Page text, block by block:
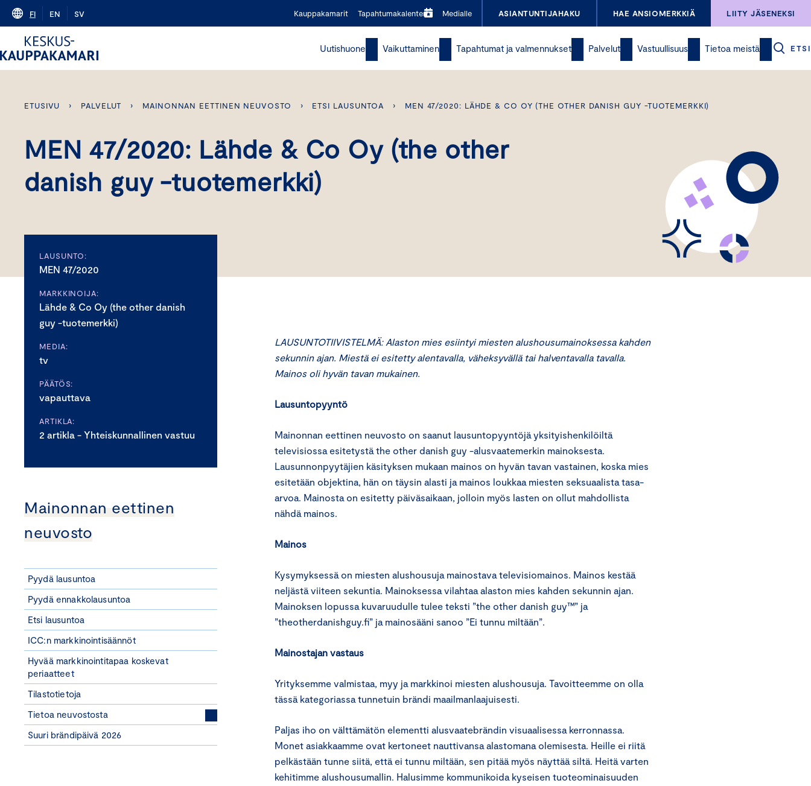
Skip
content
FI EN SV Kauppakamarit Tapahtumakalenteri Medialle ASIANTUNTIJAHAKU HAE ANSIOMERKKIÄ LIITY JÄSENEKSI
Uutishuone Vaikuttaminen Tapahtumat ja valmennukset Palvelut Vastuullisuus Tietoa meistä ETSI
ETUSIVU › PALVELUT › MAINONNAN EETTINEN NEUVOSTO › ETSI LAUSUNTOA › MEN 47/2020: LÄHDE & CO OY (THE OTHER DANISH GUY -TUOTEMERKKI)
MEN 47/2020: Lähde & Co Oy (the other
danish guy -tuotemerkki)
LAUSUNTO:
MEN 47/2020
MARKKINOIJA:
Lähde & Co Oy (the other danish
guy -tuotemerkki)
MEDIA:
tv
PÄÄTÖS:
vapauttava
ARTIKLA:
2 artikla - Yhteiskunnallinen vastuu
Mainonnan eettinen
neuvosto
Pyydä lausuntoa
Pyydä ennakkolausuntoa
Etsi lausuntoa
ICC:n markkinointisäännöt
Hyvää markkinointitapaa koskevat
periaatteet
Tilastotietoja
Tietoa neuvostosta
Suuri brändipäivä 2026
LAUSUNTOTIIVISTELMÄ: Alaston mies esiintyi miesten alushousumainoksessa kahden
sekunnin ajan. Miestä ei esitetty alentavalla, väheksyvällä tai halventavalla tavalla.
Mainos oli hyvän tavan mukainen.
Lausuntopyyntö
Mainonnan eettinen neuvosto on saanut lausuntopyyntöjä yksityishenkilöiltä
televisiossa esitetystä the other danish guy -alusvaatemerkin mainoksesta.
Lausunnonpyytäjien käsityksen mukaan mainos on hyvän tavan vastainen, koska mies
esitetään objektina, hän on täysin alasti ja mainos loukkaa miesten seksuaalista tasa-
arvoa. Mainosta on esitetty päiväsaikaan, jolloin myös lasten on ollut mahdollista
nähdä mainos.
Mainos
Kysymyksessä on miesten alushousuja mainostava televisiomainos. Mainos kestää
neljästä viiteen sekuntia. Mainoksessa vilahtaa alaston mies kahden sekunnin ajan.
Mainoksen lopussa kuvaruudulle tulee teksti ”the other danish guy™” ja
”theotherdanishguy.fi” ja mainosääni sanoo ”Ei tunnu miltään”.
Mainostajan vastaus
Yrityksemme valmistaa, myy ja markkinoi miesten alushousuja. Tavoitteemme on olla
tässä kategoriassa tunnetuin brändi maailmanlaajuisesti.
Paljas iho on välttämätön elementti alusvaatebrändin visuaalisessa kerronnassa.
Monet asiakkaamme ovat kertoneet nauttivansa alastomana olemisesta. Heille ei riitä
pelkästään tunne siitä, että ei tunnu miltään, sen pitää myös näyttää siltä. Heitä varten
kehitimme alushousumallin. Halusimme kommunikoida kyseisen tuoteominaisuuden